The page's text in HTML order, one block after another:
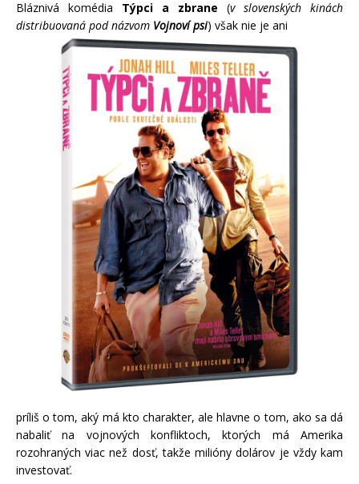
Bláznivá komédia Týpci a zbrane (v slovenských kinách
distribuovaná pod názvom Vojnoví psi) však nie je ani
príliš o tom, aký má kto charakter, ale hlavne o tom, ako sa dá
nabaliť na vojnových konfliktoch, ktorých má Amerika
rozohraných viac než dosť, takže milióny dolárov je vždy kam
investovať.